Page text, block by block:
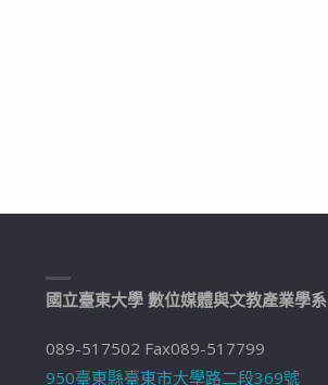
國立臺東大學 數位媒體與文教產業學系
089-517502 Fax089-517799
950臺東縣臺東市大學路二段369號